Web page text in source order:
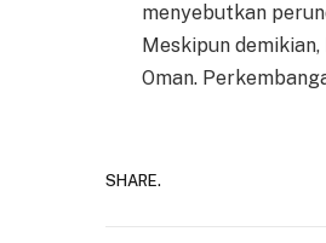
menyebutkan
Meskipun
Oman.
SHARE.